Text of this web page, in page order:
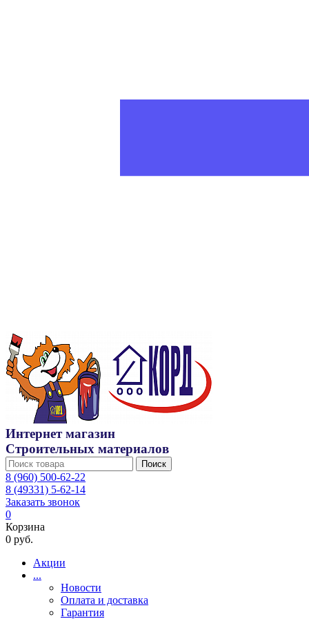
Интернет магазин
Строительных материалов
Поиск
8 (960) 500-62-22
8 (49331) 5-62-14
Заказать звонок
0
Корзина
0 руб.
Акции
...
Новости
Оплата и доставка
Гарантия